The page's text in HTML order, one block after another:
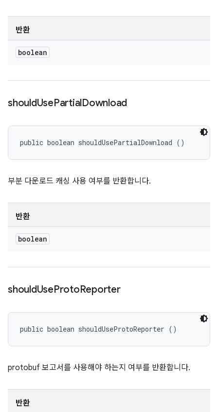
반환
boolean
shouldUsePartialDownload
public boolean shouldUsePartialDownload ()
부분 다운로드 캐싱 사용 여부를 반환합니다.
반환
boolean
shouldUseProtoReporter
public boolean shouldUseProtoReporter ()
protobuf 보고서를 사용해야 하는지 여부를 반환합니다.
반환